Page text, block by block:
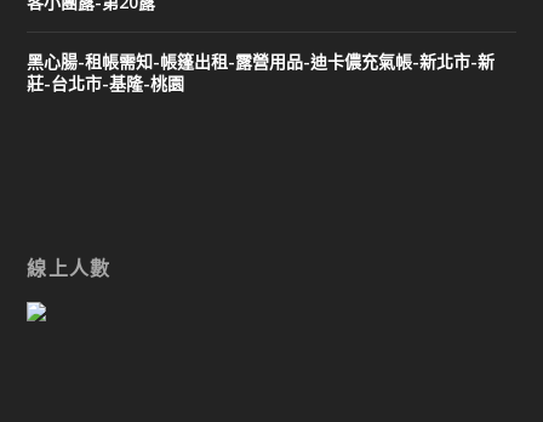
黑心腸-租帳需知-帳篷出租-露營用品-迪卡儂充氣帳-新北市-新
莊-台北市-基隆-桃園
線上人數